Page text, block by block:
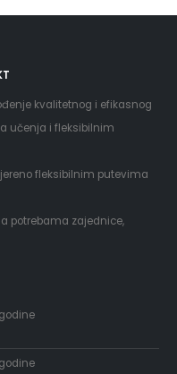
kvalitetnog i efikasnog
učenja i fleksibilnim
fleksibilnim putevima
potrebama zajednice,